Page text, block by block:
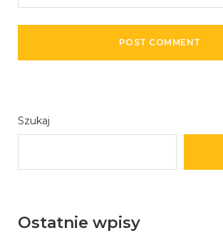
Szukaj
Ostatnie wpisy